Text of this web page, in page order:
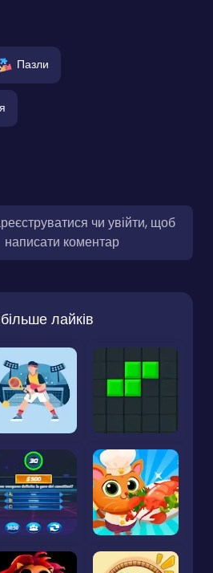
Пазли
чи увійти, щоб
написати коментар
лайків